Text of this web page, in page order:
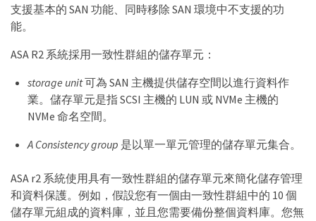
支援基本的 SAN 功能、同時移除 SAN 環境中不支援的功
能。
ASA R2 系統採用一致性群組的儲存單元：
storage unit可為 SAN 主機提供儲存空間以進行資料作
業。儲存單元是指 SCSI 主機的 LUN 或 NVMe 主機的
NVMe 命名空間。
A Consistency group 是以單一單元管理的儲存單元集合。
ASA r2 系統使用具有一致性群組的儲存單元來簡化儲存管理
和資料保護。例如，假設您有一個由一致性群組中的 10 個
儲存單元組成的資料庫，並且您需要備份整個資料庫。您無